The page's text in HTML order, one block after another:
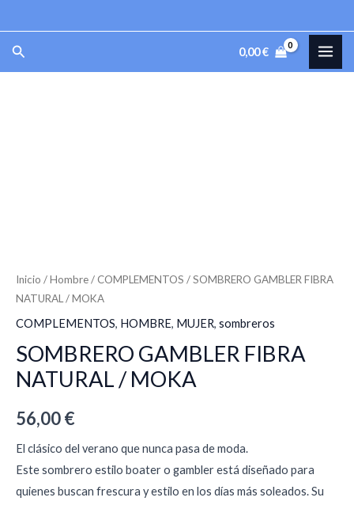
al
contenido
Buscar 0,00€
Inicio /Hombre/ COMPLEMENTOS / SOMBRERO GAMBLER FIBRA
NATURAL / MOKA
COMPLEMENTOS, HOMBRE, MUJER, sombreros
SOMBRERO GAMBLER FIBRA
NATURAL / MOKA
56,00€
El clásico del verano que nunca pasa de moda.
Este sombrero estilo boater o gambler está diseñado para
quienes buscan frescura y estilo en los días más soleados. Su